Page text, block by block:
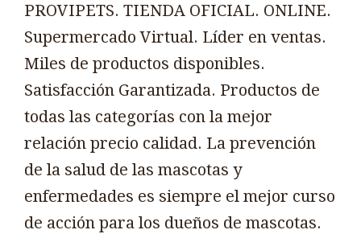
PROVIPETS. TIENDA OFICIAL. ONLINE.
Supermercado Virtual. Líder en ventas.
Miles de productos disponibles.
Satisfacción Garantizada. Productos de
todas las categorías con la mejor
relación precio calidad. La prevención
de la salud de las mascotas y
enfermedades es siempre el mejor curso
de acción para los dueños de mascotas.